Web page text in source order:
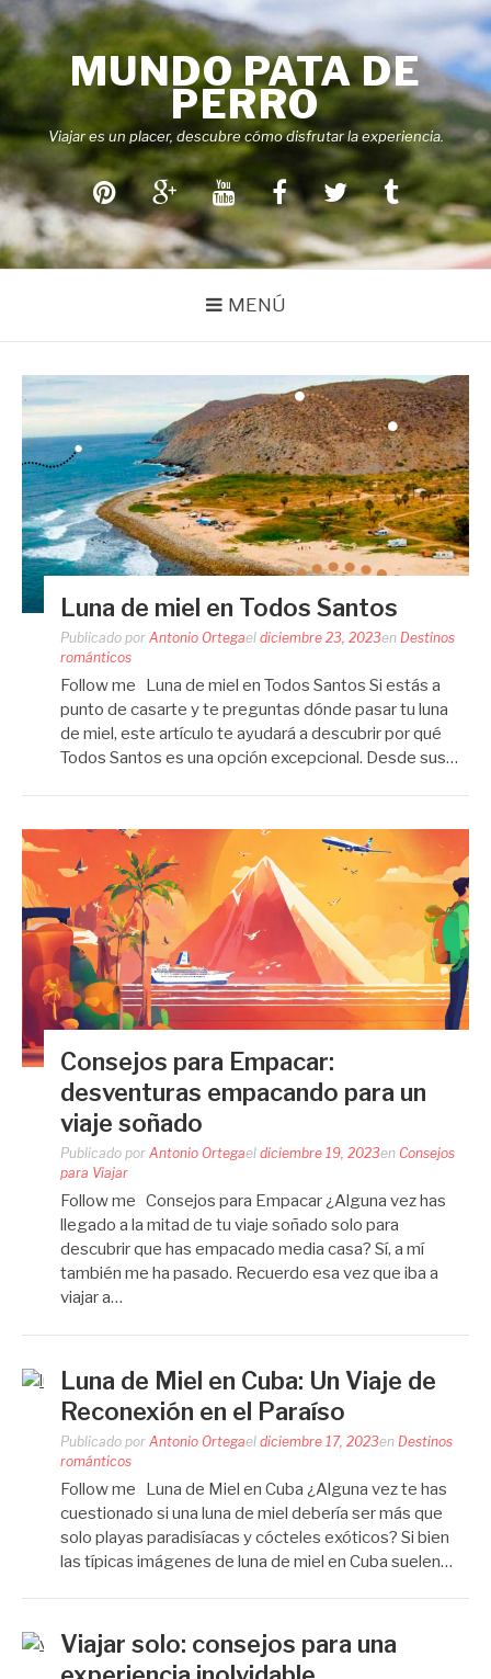
Saltar
al
contenidoMUNDO PATA DE
PERRO
Viajar es un placer, descubre cómo disfrutar la experiencia.
PinterestGoogle+YoutubeFacebookTwitterTumblr
MENÚ
Luna de miel en Todos Santos
Publicado por Antonio Ortegael diciembre 23, 2023en Destinos
románticos
Follow me Luna de miel en Todos Santos Si estás a
punto de casarte y te preguntas dónde pasar tu luna
de miel, este artículo te ayudará a descubrir por qué
Todos Santos es una opción excepcional. Desde sus…
Consejos para Empacar:
desventuras empacando para un
viaje soñado
Publicado por Antonio Ortegael diciembre 19, 2023en Consejos
para Viajar
Follow me Consejos para Empacar ¿Alguna vez has
llegado a la mitad de tu viaje soñado solo para
descubrir que has empacado media casa? Sí, a mí
también me ha pasado. Recuerdo esa vez que iba a
viajar a…
Luna de Miel en Cuba: Un Viaje de
Reconexión en el Paraíso
Publicado por Antonio Ortegael diciembre 17, 2023en Destinos
románticos
Follow me Luna de Miel en Cuba ¿Alguna vez te has
cuestionado si una luna de miel debería ser más que
solo playas paradisíacas y cócteles exóticos? Si bien
las típicas imágenes de luna de miel en Cuba suelen…
Viajar solo: consejos para una